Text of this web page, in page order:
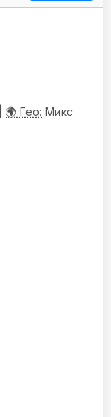
🌍 Гео: Микс